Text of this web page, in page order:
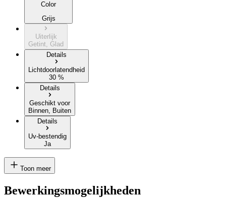
Color
Grijs
Uiterlijk
Getint, Glad
Details
Lichtdoorlatendheid
30 %
Details
Geschikt voor
Binnen, Buiten
Details
Uv-bestendig
Ja
Toon meer
Bewerkingsmogelijkheden